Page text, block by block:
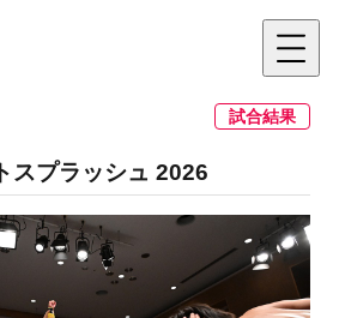
試合結果
スプラッシュ 2026